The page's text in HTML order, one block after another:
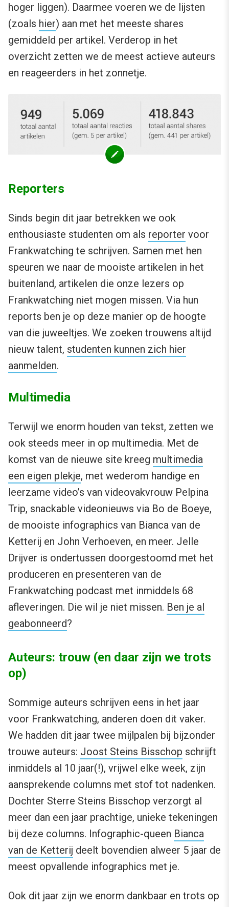
hoger liggen). Daarmee voeren we de lijsten
(zoals hier) aan met het meeste shares
gemiddeld per artikel. Verderop in het
overzicht zetten we de meest actieve auteurs
en reageerders in het zonnetje.
Reporters
Sinds begin dit jaar betrekken we ook
enthousiaste studenten om als reporter voor
Frankwatching te schrijven. Samen met hen
speuren we naar de mooiste artikelen in het
buitenland, artikelen die onze lezers op
Frankwatching niet mogen missen. Via hun
reports ben je op deze manier op de hoogte
van die juweeltjes. We zoeken trouwens altijd
nieuw talent, studenten kunnen zich hier
aanmelden.
Multimedia
Terwijl we enorm houden van tekst, zetten we
ook steeds meer in op multimedia. Met de
komst van de nieuwe site kreeg multimedia
een eigen plekje, met wederom handige en
leerzame video’s van videovakvrouw Pelpina
Trip, snackable videonieuws via Bo de Boeye,
de mooiste infographics van Bianca van de
Ketterij en John Verhoeven, en meer. Jelle
Drijver is ondertussen doorgestoomd met het
produceren en presenteren van de
Frankwatching podcast met inmiddels 68
afleveringen. Die wil je niet missen. Ben je al
geabonneerd?
Auteurs: trouw (en daar zijn we trots
op)
Sommige auteurs schrijven eens in het jaar
voor Frankwatching, anderen doen dit vaker.
We hadden dit jaar twee mijlpalen bij bijzonder
trouwe auteurs: Joost Steins Bisschop schrijft
inmiddels al 10 jaar(!), vrijwel elke week, zijn
aansprekende columns met stof tot nadenken.
Dochter Sterre Steins Bisschop verzorgt al
meer dan een jaar prachtige, unieke tekeningen
bij deze columns. Infographic-queen Bianca
van de Ketterij deelt bovendien alweer 5 jaar de
meest opvallende infographics met je.
Ook dit jaar zijn we enorm dankbaar en trots op